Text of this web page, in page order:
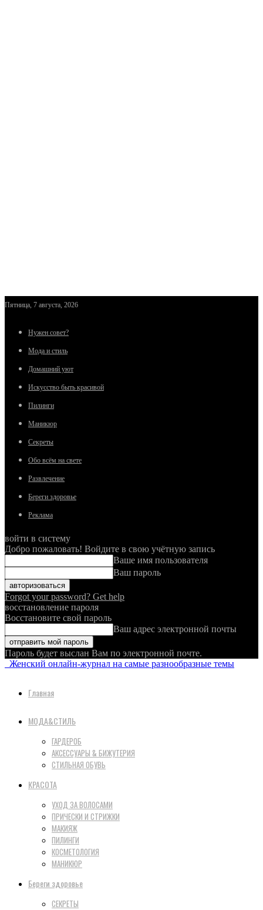
Пятница, 7 августа, 2026
Нужен совет?
Мода и стиль
Домашний уют
Искусство быть красивой
Пилинги
Маникюр
Секреты
Обо всём на свете
Развлечение
Береги здоровье
Реклама
войти в систему
Добро пожаловать! Войдите в свою учётную запись
Ваше имя пользователя
Ваш пароль
Forgot your password? Get help
восстановление пароля
Восстановите свой пароль
Ваш адрес электронной почты
Пароль будет выслан Вам по электронной почте.
Женский онлайн-журнал на самые разнообразные темы
Главная
МОДА&СТИЛЬ
ГАРДЕРОБ
АКСЕССУАРЫ & БИЖУТЕРИЯ
СТИЛЬНАЯ ОБУВЬ
КРАСОТА
УХОД ЗА ВОЛОСАМИ
ПРИЧЕСКИ И СТРИЖКИ
МАКИЯЖ
ПИЛИНГИ
КОСМЕТОЛОГИЯ
МАНИКЮР
Береги здоровье
СЕКРЕТЫ